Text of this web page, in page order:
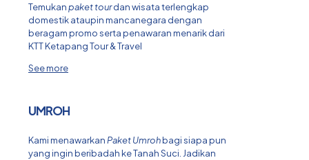
Temukanpaket tourdan wisata terlengkap
domestik ataupin mancanegara dengan
beragam promo serta penawaran menarik dari
KTT Ketapang Tour & Travel
See more
UMROH
Kami menawarkanPaket Umrohbagi siapa pun
yang ingin beribadah ke Tanah Suci. Jadikan